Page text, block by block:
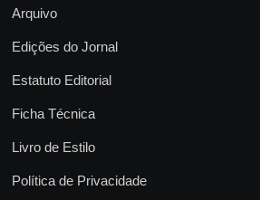
Arquivo
Edições do Jornal
Estatuto Editorial
Ficha Técnica
Livro de Estilo
Política de Privacidade